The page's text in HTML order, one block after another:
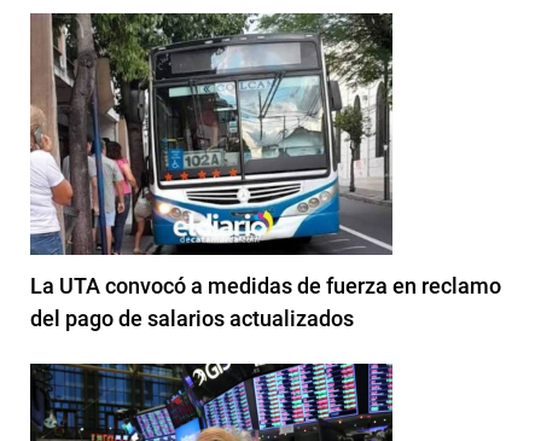
La UTA convocó a medidas de fuerza en reclamo
del pago de salarios actualizados